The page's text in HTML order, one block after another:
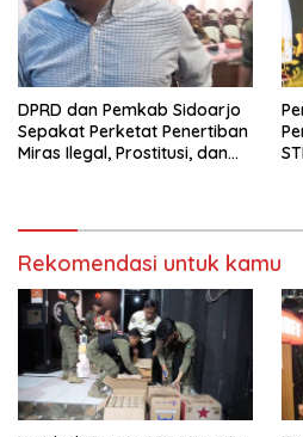
DPRD dan Pemkab Sidoarjo
Sepakat Perketat Penertiban
Miras Ilegal, Prostitusi, dan
Rekomendasi untuk kamu